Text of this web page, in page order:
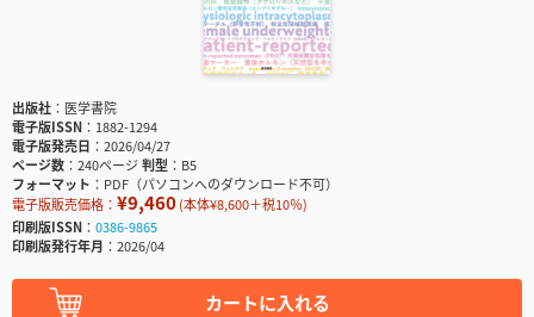
出版社
医学書院
電子版ISSN
1882-1294
電子版発売日
2026/04/27
ページ数
240ページ判型
B5
フォーマット
PDF（パソコンへのダウンロード不可）
電子版販売価格： ¥9,460(本体¥8,600＋税10％)
印刷版ISSN
0386-9865
印刷版発行年月
2026/04
カートに入れる